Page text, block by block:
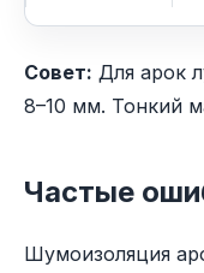
Совет: Для арок
8–10 мм. Тонкий
Частые
Шумоизоляция